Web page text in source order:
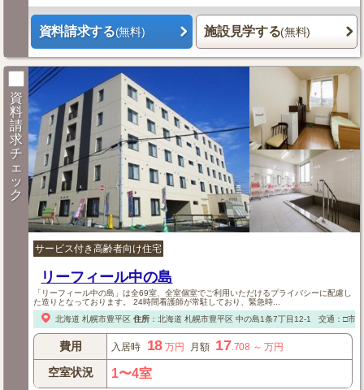
資料請求する(無料) 施設見学する(無料)
資
料
請
求
チ
ェ
ッ
ク
サービス付き高齢者向け住宅
リーフィール中の島
「リーフィール中の島」は全69室、全室個室でご利用いただけるプライバシーに配慮し
た造りとなっております。 24時間看護師が常駐しており、緊急時...
北海道 札幌市豊平区 住所： 北海道 札幌市豊平区中の島1条7丁目12-1 交通：□市
費用 入居時 18 万円 月額 17 .708 ～万円
空室状況 1〜4室